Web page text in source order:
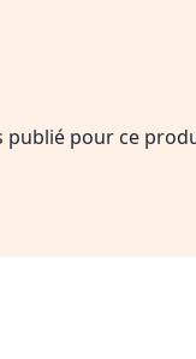
publié pour ce